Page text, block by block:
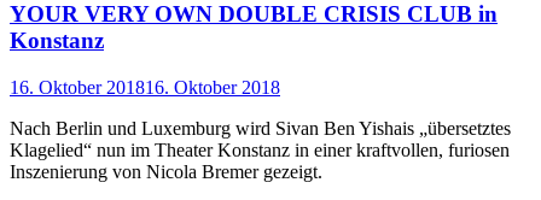
YOUR VERY OWN DOUBLE CRISIS CLUB in
Konstanz
16. Oktober 201816. Oktober 2018
Nach Berlin und Luxemburg wird Sivan Ben Yishais „übersetztes
Klagelied“ nun im Theater Konstanz in einer kraftvollen, furiosen
Inszenierung von Nicola Bremer gezeigt.